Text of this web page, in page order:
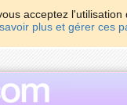
acceptez
plus et gérer ces